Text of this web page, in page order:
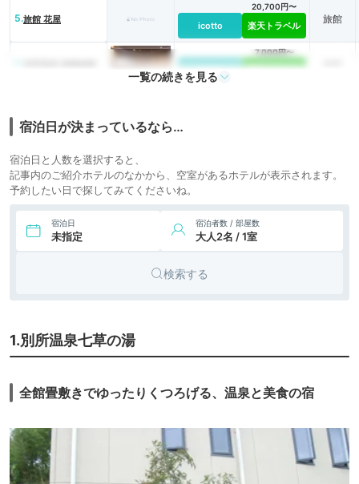
5.旅館 花屋
icotto
20,700円〜
楽天トラベル
旅館
icotto
7,000円〜
楽天トラベル
や（長野県）
一覧の続きを見る
宿泊日が決まっているなら…
宿泊日と人数を選択すると、
記事内のご紹介ホテルのなかから、空室があるホテルが表示されます。
予約したい日で探してみてくださいね。
宿泊日
未指定
宿泊者数 / 部屋数
大人2名 / 1室
検索する
1.別所温泉七草の湯
全館畳敷きでゆったりくつろげる、温泉と美食の宿